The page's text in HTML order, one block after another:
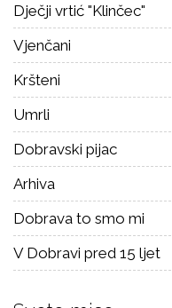
Dječji vrtić "Klinčec"
Vjenčani
Kršteni
Umrli
Dobravski pijac
Arhiva
Dobrava to smo mi
V Dobravi pred 15 ljet